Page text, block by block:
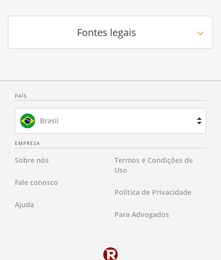
Fontes legais
PAÍS
Brasil
França
Holanda
EMPRESA
Sobre nós
Fale conosco
Ajuda
Termos e Condições de
Uso
Política de Privacidade
Para Advogados